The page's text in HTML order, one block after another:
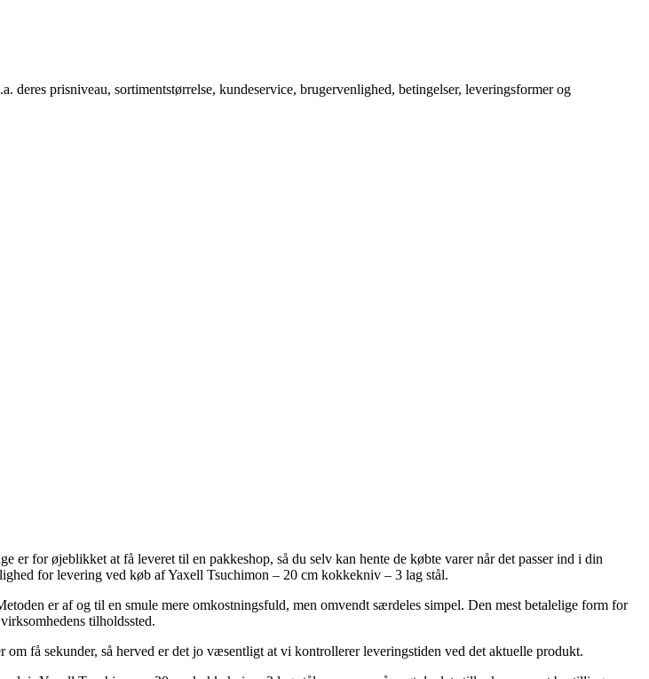
prisniveau, sortimentstørrelse, kundeservice, brugervenlighed, betingelser, leveringsformer og
for øjeblikket at få leveret til en pakkeshop, så du selv kan hente de købte varer når det passer ind i din
for levering ved køb af Yaxell Tsuchimon – 20 cm kokkekniv – 3 lag stål.
er af og til en smule mere omkostningsfuld, men omvendt særdeles simpel. Den mest betalelige form for
tilholdssted.
få sekunder, så herved er det jo væsentligt at vi kontrollerer leveringstiden ved det aktuelle produkt.